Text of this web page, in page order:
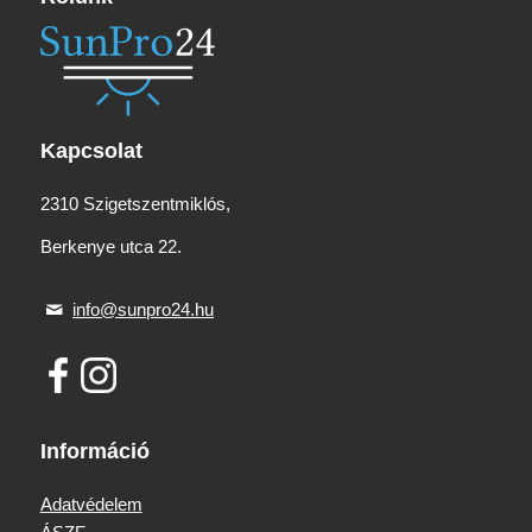
Kapcsolat
2310 Szigetszentmiklós,
Berkenye utca 22.
info@sunpro24.hu
Információ
Adatvédelem